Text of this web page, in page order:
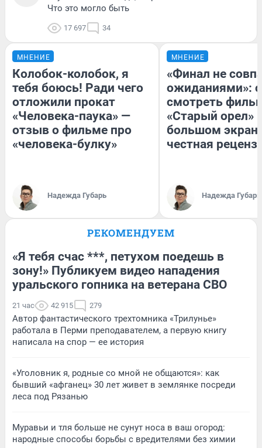
Что это могло быть
17 697 34
МНЕНИЕ
Колобок-колобок, я
тебя боюсь! Ради чего
отложили прокат
«Человека-паука» —
отзыв о фильме про
«человека-булку»
Надежда Губарь
МНЕНИЕ
«Финал не
ожиданиями»:
смотреть
«Старый орел»
большом
честная
Надежда Губарь
РЕКОМЕНДУЕМ
«Я тебя счас ***, петухом поедешь в
зону!» Публикуем видео нападения
уральского гопника на ветерана СВО
21 час 42 915 279
Автор фантастического трехтомника «Трилунье»
работала в Перми преподавателем, а первую книгу
написала на спор — ее история
«Уголовник я, родные со мной не общаются»: как
бывший «афганец» 30 лет живет в землянке посреди
леса под Рязанью
Муравьи и тля больше не сунут носа в ваш огород:
народные способы борьбы с вредителями без химии